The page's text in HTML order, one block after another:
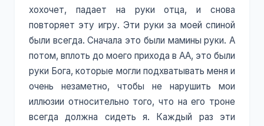
хохочет, падает на руки отца, и снова
повторяет эту игру. Эти руки за моей спиной
были всегда. Сначала это были мамины руки. А
потом, вплоть до моего прихода в АА, это были
руки Бога, которые могли подхватывать меня и
очень незаметно, чтобы не нарушить мои
иллюзии относительно того, что на его троне
всегда должна сидеть я. Каждый раз эти